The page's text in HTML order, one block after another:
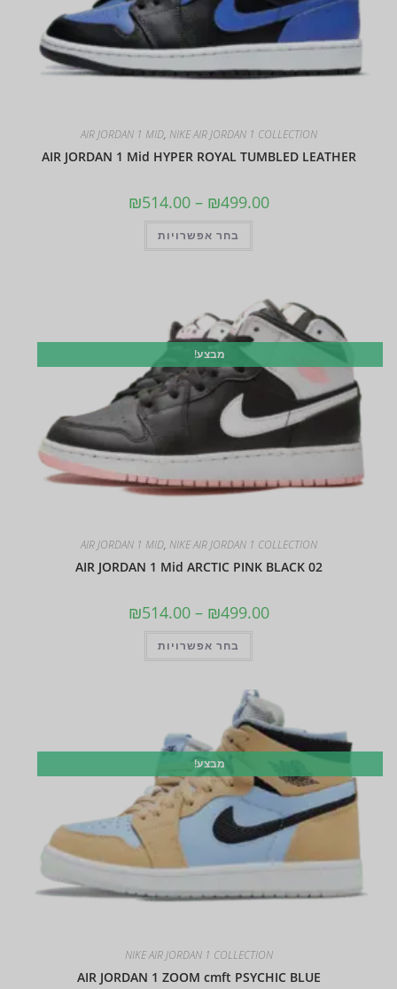
AIR JORDAN 1 MID, NIKE AIR JORDAN 1 COLLECTION
AIR JORDAN 1 Mid HYPER ROYAL TUMBLED LEATHER
₪499.00
–
₪514.00
בחר אפשרויות
מבצע!
AIR JORDAN 1 MID, NIKE AIR JORDAN 1 COLLECTION
AIR JORDAN 1 Mid ARCTIC PINK BLACK 02
₪499.00
–
₪514.00
בחר אפשרויות
מבצע!
NIKE AIR JORDAN 1 COLLECTION
AIR JORDAN 1 ZOOM cmft PSYCHIC BLUE